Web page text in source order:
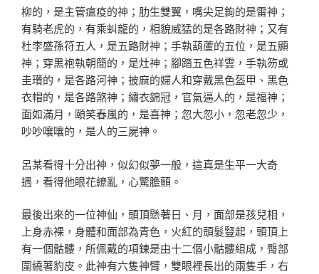
柳的，是主管瘟疫的神；肋生雙翼，嘴尖足鉤的是雷神；
有騎老虎的，有乘虯龍的，相貌威猛的是各路財神；又有
杜李盛孫符五人，是五路財神；手執葫蘆的五位，是五顯
神；穿黑袍執朝簡的，是灶神；腳踏五色祥雲，手執笏或
圭瓚的，是各路河神；披麻的婦人和穿戴黑色盔甲、黑色
衣帽的，是各路煞神；繡衣錦冠，官氣逼人的，是福神；
面如滿月，頤笑春風的，是喜神；忽大忽小，忽老忽少，
吵吵嚷嚷的，是人的三屍神。
呂某看得十分出神，似幻似夢一般，這真是生平一大奇
遇，看得他眼花繚亂，心驚膽顫。
最後出來的一位神仙，頭頂懸著日、月，面部是孩兒相，
上身赤裸，身體和面部為青色，火紅的頭髮豎起，頭頂上
有一個骷髏，所佩戴的項鍊是由十二個小骷髏組成，臀部
圍繞著豹皮。此神有六隻神臂，雙眼裡長出的兩隻手，右